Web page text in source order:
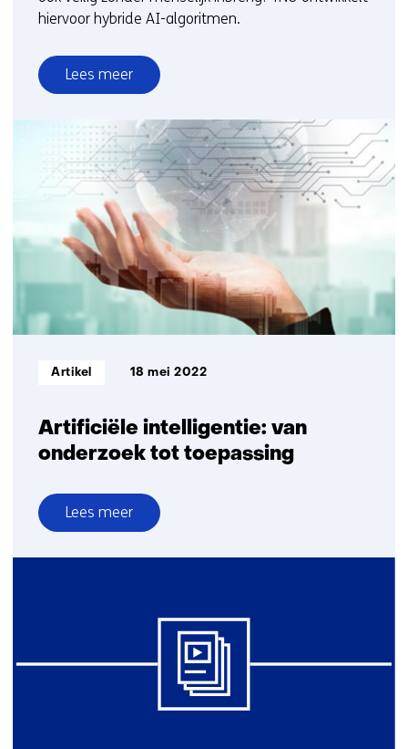
hiervoor hybride AI-algoritmen.
Lees meer
over
systemen
in
de
echte
wereld
Artificiële intelligentie: van
onderzoek tot toepassing
Informatietype:
Artikel 18 mei 2022
Lees meer
over
Artificiële
toepassing